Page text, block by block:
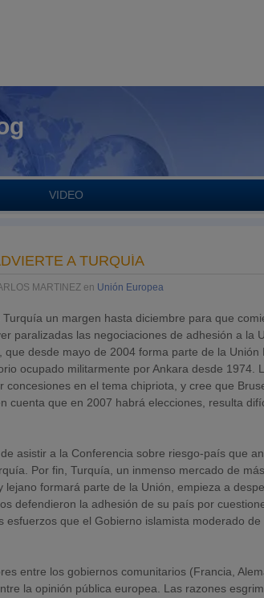
VIDEO
A TURQUÍA
MARTINEZ en Unión Europea
un margen hasta diciembre para que
paralizadas las negociaciones de adhesión a la
desde mayo de 2004 forma parte de la
ocupado militarmente por Ankara desde 1974.
concesiones en el tema chipriota, y cree que
cuenta que en 2007 habrá elecciones, resulta
asistir a la Conferencia sobre riesgo-país que
Por fin, Turquía, un inmenso mercado de
formará parte de la Unión, empieza a
defendieron la adhesión de su país por
esfuerzos que el Gobierno islamista moderado
entre los gobiernos comunitarios (Francia,
la opinión pública europea. Las razones